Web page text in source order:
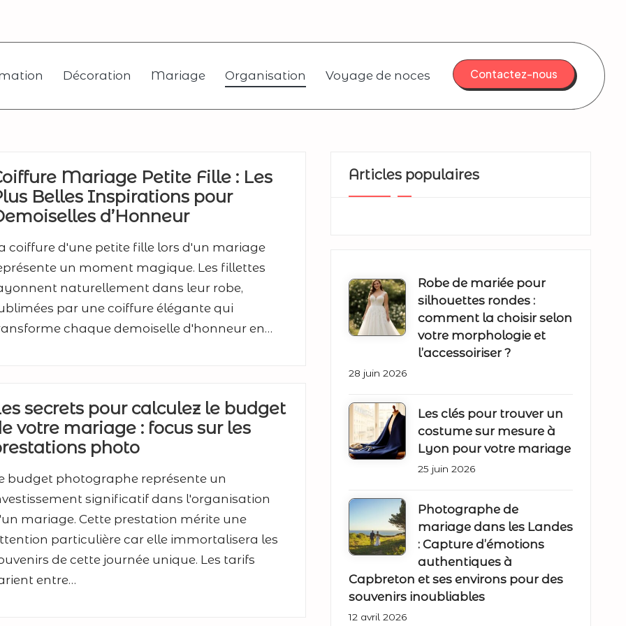
Décoration Mariage Organisation Voyage de noces Contactez-nous
Mariage Petite Fille : Les
Belles Inspirations pour
d’Honneur
coiffure d'une petite fille lors d'un mariage
un moment magique. Les fillettes
naturellement dans leur robe,
par une coiffure élégante qui
chaque demoiselle d'honneur en…
secrets pour calculez le budget
votre mariage : focus sur les
photo
budget photographe représente un
significatif dans l'organisation
mariage. Cette prestation mérite une
particulière car elle immortalisera les
de cette journée unique. Les tarifs
entre…
Articles populaires
Robe de mariée pour
silhouettes rondes :
comment la choisir selon
votre morphologie et
l’accessoiriser ?
28 juin 2026
Les clés pour trouver un
costume sur mesure à
Lyon pour votre mariage
25 juin 2026
Photographe de
mariage dans les Landes
: Capture d’émotions
authentiques à
Capbreton et ses environs pour des
souvenirs inoubliables
12 avril 2026